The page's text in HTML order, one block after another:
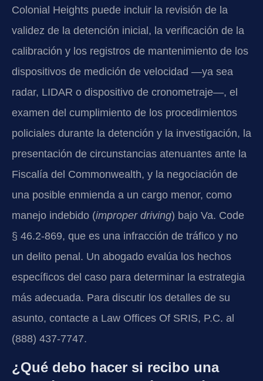
Colonial Heights puede incluir la revisión de la
validez de la detención inicial, la verificación de la
calibración y los registros de mantenimiento de los
dispositivos de medición de velocidad —ya sea
radar, LIDAR o dispositivo de cronometraje—, el
examen del cumplimiento de los procedimientos
policiales durante la detención y la investigación, la
presentación de circunstancias atenuantes ante la
Fiscalía del Commonwealth, y la negociación de
una posible enmienda a un cargo menor, como
manejo indebido (improper driving) bajo Va. Code
§ 46.2-869, que es una infracción de tráfico y no
un delito penal. Un abogado evalúa los hechos
específicos del caso para determinar la estrategia
más adecuada. Para discutir los detalles de su
asunto, contacte a Law Offices Of SRIS, P.C. al
(888) 437-7747.
¿Qué debo hacer si recibo una